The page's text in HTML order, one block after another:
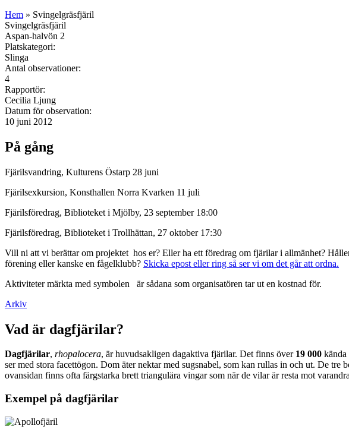
Hem » Svingelgräsfjäril
Svingelgräsfjäril
Aspan-halvön 2
Platskategori:
Slinga
Antal observationer:
4
Rapportör:
Cecilia Ljung
Datum för observation:
10 juni 2012
På gång
Fjärilsvandring, Kulturens Östarp 28 juni
Fjärilsexkursion, Konsthallen Norra Kvarken 11 juli
Fjärilsföredrag, Biblioteket i Mjölby, 23 september 18:00
Fjärilsföredrag, Biblioteket i Trollhättan, 27 oktober 17:30
Vill ni att vi berättar om projektet hos er? Eller ha ett föredrag om fjärilar i allmänhet?
förening eller kanske en fågelklubb? Skicka epost eller ring så ser vi om det går att ordna.
Aktiviteter märkta med symbolen
är sådana som organisatören tar ut en kostnad för.
Arkiv
Vad är dagfjärilar?
Dagfjärilar, rhopalocera, är huvudsakligen dagaktiva fjärilar. Det finns över 19 000
ser med stora facettögon. Dom äter nektar med sugsnabel, som kan rullas in och ut. De
ovansidan finns ofta färgstarka brett triangulära vingar som när de vilar är resta mot
Exempel på dagfjärilar